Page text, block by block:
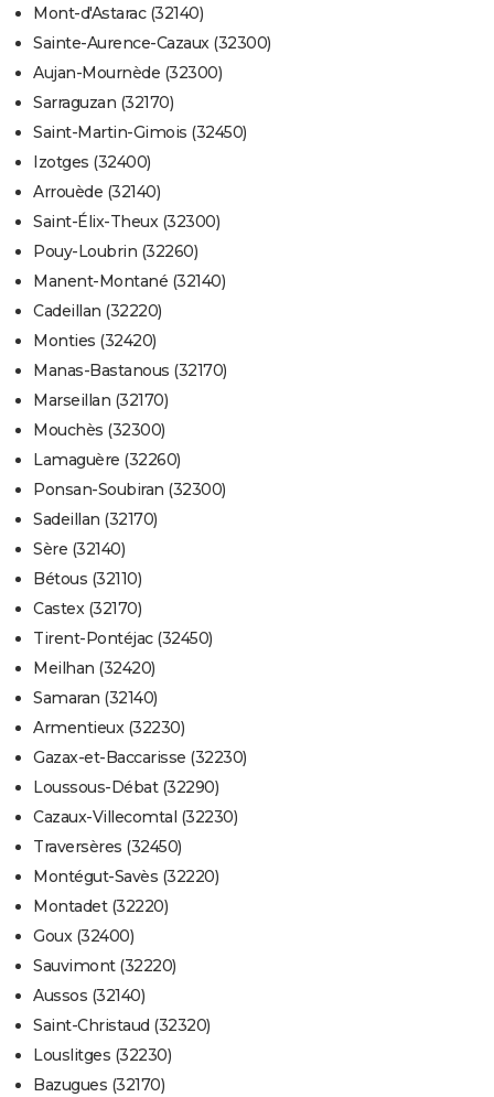
Mont-d'Astarac (32140)
Sainte-Aurence-Cazaux (32300)
Aujan-Mournède (32300)
Sarraguzan (32170)
Saint-Martin-Gimois (32450)
Izotges (32400)
Arrouède (32140)
Saint-Élix-Theux (32300)
Pouy-Loubrin (32260)
Manent-Montané (32140)
Cadeillan (32220)
Monties (32420)
Manas-Bastanous (32170)
Marseillan (32170)
Mouchès (32300)
Lamaguère (32260)
Ponsan-Soubiran (32300)
Sadeillan (32170)
Sère (32140)
Bétous (32110)
Castex (32170)
Tirent-Pontéjac (32450)
Meilhan (32420)
Samaran (32140)
Armentieux (32230)
Gazax-et-Baccarisse (32230)
Loussous-Débat (32290)
Cazaux-Villecomtal (32230)
Traversères (32450)
Montégut-Savès (32220)
Montadet (32220)
Goux (32400)
Sauvimont (32220)
Aussos (32140)
Saint-Christaud (32320)
Louslitges (32230)
Bazugues (32170)